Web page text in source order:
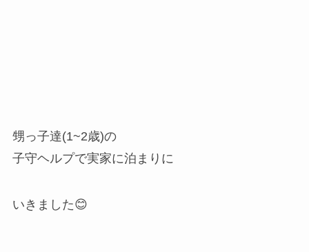
甥っ子達(1~2歳)の
子守ヘルプで実家に泊まりに
いきました😊